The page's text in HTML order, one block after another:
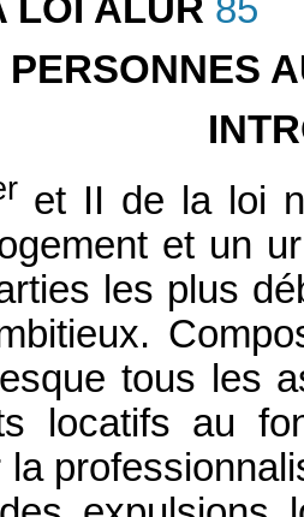
LOI ALUR 85
et II de la loi
et un
les plus
tous les
locatifs au